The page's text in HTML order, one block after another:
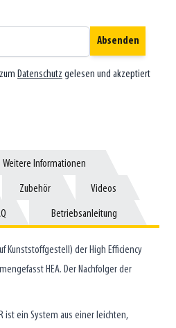
Absenden
Datenschutz gelesen und akzeptiert
Weitere Informationen
Informationen
Zubehör
Zubehör Videos
Videos
Betriebsanleitung
Betriebsanleitung
Kunststoffgestell) der High Efficiency
HEA. Der Nachfolger der
ist ein System aus einer leichten,